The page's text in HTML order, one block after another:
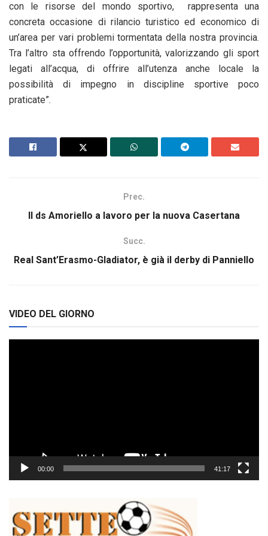
con le risorse del mondo sportivo, rappresenta una
concreta occasione di rilancio turistico ed economico di
un’area per vari problemi tormentata della nostra provincia.
Tra l’altro sta offrendo l’opportunità, valorizzando gli sport
legati all’acqua, di offrire all’utenza anche locale la
possibilità di impegno in discipline sportive poco
praticate”.
Prec.
Il ds Amoriello a lavoro per la nuova Casertana
Succ.
Real Sant’Erasmo-Gladiator, è già il derby di Panniello
VIDEO DEL GIORNO
00:00 41:17